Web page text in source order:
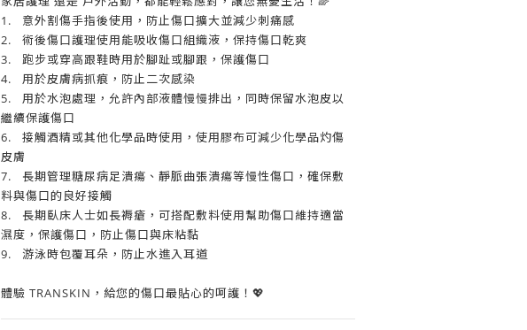
1.
意外割傷手指後使用，防止傷口擴大並減少刺痛感
2.
術後傷口護理使用能吸收傷口組織液，保持傷口乾爽
3.
跑步或穿高跟鞋時用於腳趾或腳跟，保護傷口
4.
用於皮膚病抓痕，防止二次感染
5.
用於水泡處理，允許內部液體慢慢排出，同時保留水泡皮以
繼續保護傷口
6.
接觸酒精或其他化學品時使用，使用膠布可減少化學品灼傷
皮膚
7.
長期管理糖尿病足潰瘍、靜脈曲張潰瘍等慢性傷口，確保敷
料與傷口的良好接觸
8.
長期臥床人士如長褥瘡，可搭配敷料使用幫助傷口維持適當
濕度，保護傷口，防止傷口與床粘黏
9.
游泳時包覆耳朵，防止水進入耳道
體驗 TRANSKIN，給您的傷口最貼心的呵護！💖